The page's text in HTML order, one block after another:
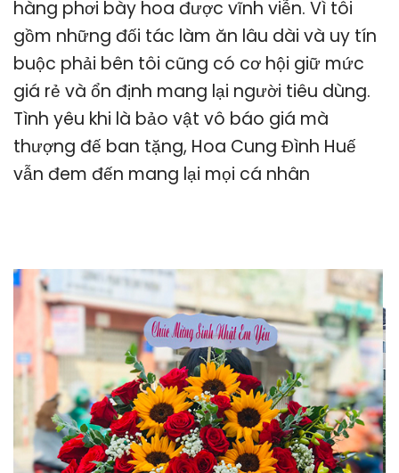
hàng phơi bày hoa được vĩnh viễn. Vì tôi
gồm những đối tác làm ăn lâu dài và uy tín
buộc phải bên tôi cũng có cơ hội giữ mức
giá rẻ và ổn định mang lại người tiêu dùng.
Tình yêu khi là bảo vật vô báo giá mà
thượng đế ban tặng, Hoa Cung Đình Huế
vẫn đem đến mang lại mọi cá nhân